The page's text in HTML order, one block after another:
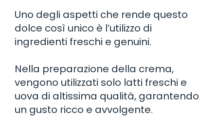
Uno degli aspetti che rende questo
dolce così unico è l’utilizzo di
ingredienti freschi e genuini.
Nella preparazione della crema,
vengono utilizzati solo latti freschi e
uova di altissima qualità, garantendo
un gusto ricco e avvolgente.